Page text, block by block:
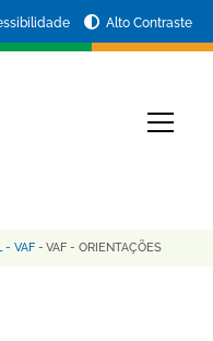
Alto Contraste
- VAF - VAF - ORIENTAÇÕES